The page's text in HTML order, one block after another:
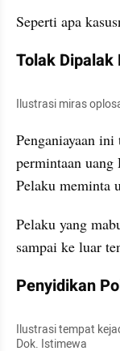
Seperti apa
Tolak Dipalak
Ilustrasi miras
Penganiayaan
permintaan
Pelaku meminta
Pelaku yang
sampai ke luar
Penyidikan
Ilustrasi tempat
Dok. Istimewa